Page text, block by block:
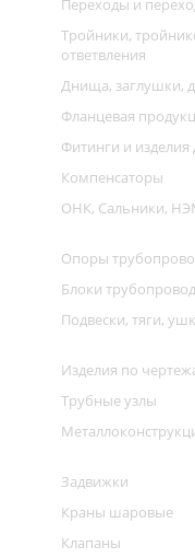
Переходы и
Тройники,
ответвления
Днища, заглушки,
Фланцевая
Фитинги и
Компенсаторы
ОНК, Сальники,
Опоры
Блоки
Подвески, тяги,
Изделия по
Трубные узлы
Задвижки
Краны шаровые
Клапаны